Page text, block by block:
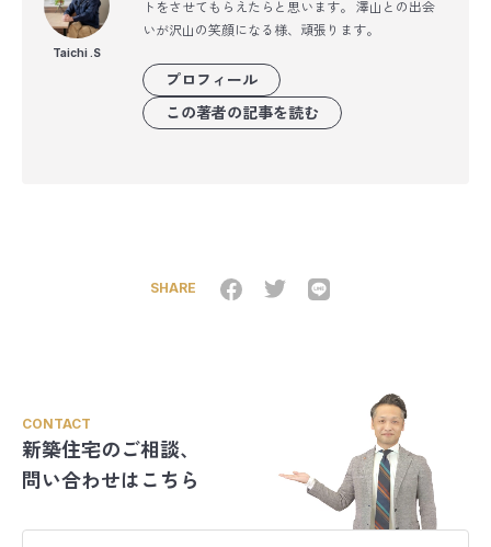
Taichi .S
トをさせてもらえたらと思います。 澤山との出会
いが沢山の笑顔になる様、頑張ります。
プロフィール
この著者の記事を読む
SHARE
CONTACT
新築住宅のご相談、
問い合わせはこちら